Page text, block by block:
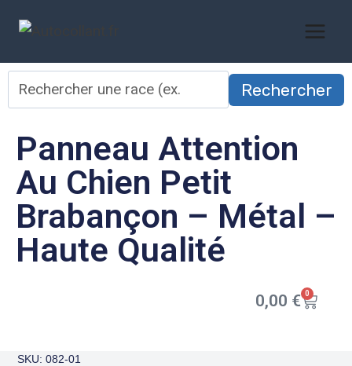
Rechercher
Panneau Attention
Au Chien Petit
Brabançon – Métal –
Haute Qualité
0,00 € 0
SKU: 082-01